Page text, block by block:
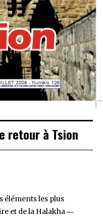
retour à Tsion
éléments les plus
et de la Halakha ―